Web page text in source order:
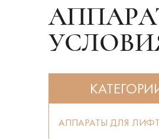
АППАРАТЫ ДЛЯ